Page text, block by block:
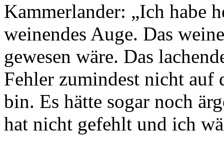
Kammerlander: „Ich habe
weinendes Auge. Das
gewesen wäre. Das
Fehler zumindest nicht auf
bin. Es hätte sogar noch
hat nicht gefehlt und ich